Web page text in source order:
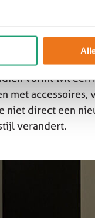
de tijdloze
kleur reflecteert
vormt wit een
met
niet direct een
verandert.